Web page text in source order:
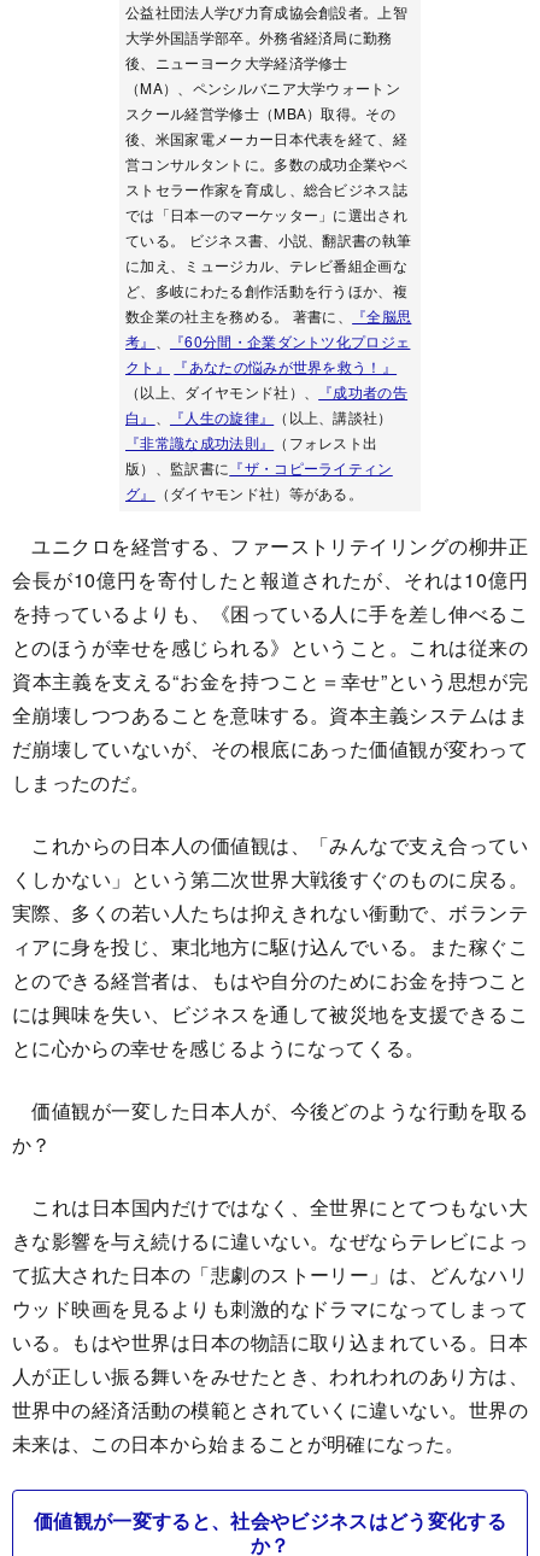
公益社団法人学び力育成協会創設者。上智
大学外国語学部卒。外務省経済局に勤務
後、ニューヨーク大学経済学修士
（MA）、ペンシルバニア大学ウォートン
スクール経営学修士（MBA）取得。その
後、米国家電メーカー日本代表を経て、経
営コンサルタントに。多数の成功企業やベ
ストセラー作家を育成し、総合ビジネス誌
では「日本一のマーケッター」に選出され
ている。 ビジネス書、小説、翻訳書の執筆
に加え、ミュージカル、テレビ番組企画な
ど、多岐にわたる創作活動を行うほか、複
数企業の社主を務める。 著書に、
『全脳思
考』
『60分間・企業ダントツ化プロジェ
クト』
『あなたの悩みが世界を救う！』
（以上、ダイヤモンド社）、
『成功者の告
白』
『人生の旋律』
（以上、講談社）
『非常識な成功法則』
（フォレスト出
版）、監訳書に 『ザ・コピーライティン
グ』
（ダイヤモンド社）等がある。
ユニクロを経営する、ファーストリテイリングの柳井正
会長が10億円を寄付したと報道されたが、それは10億円
を持っているよりも、《困っている人に手を差し伸べるこ
とのほうが幸せを感じられる》ということ。これは従来の
資本主義を支える“お金を持つこと＝幸せ”という思想が完
全崩壊しつつあることを意味する。資本主義システムはま
だ崩壊していないが、その根底にあった価値観が変わって
しまったのだ。
これからの日本人の価値観は、「みんなで支え合ってい
くしかない」という第二次世界大戦後すぐのものに戻る。
実際、多くの若い人たちは抑えきれない衝動で、ボランテ
ィアに身を投じ、東北地方に駆け込んでいる。また稼ぐこ
とのできる経営者は、もはや自分のためにお金を持つこと
には興味を失い、ビジネスを通して被災地を支援できるこ
とに心からの幸せを感じるようになってくる。
価値観が一変した日本人が、今後どのような行動を取る
か？
これは日本国内だけではなく、全世界にとてつもない大
きな影響を与え続けるに違いない。なぜならテレビによっ
て拡大された日本の「悲劇のストーリー」は、どんなハリ
ウッド映画を見るよりも刺激的なドラマになってしまって
いる。もはや世界は日本の物語に取り込まれている。日本
人が正しい振る舞いをみせたとき、われわれのあり方は、
世界中の経済活動の模範とされていくに違いない。世界の
未来は、この日本から始まることが明確になった。
価値観が一変すると、社会やビジネスはどう変化する
か？